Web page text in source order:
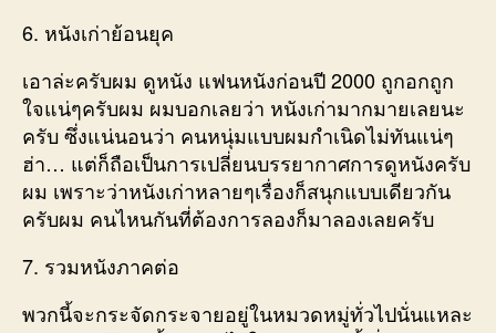
6. หนังเก่าย้อนยุค
เอาล่ะครับผม ดูหนัง แฟนหนังก่อนปี 2000 ถูกอกถูก
ใจแน่ๆครับผม ผมบอกเลยว่า หนังเก่ามากมายเลยนะ
ครับ ซึ่งแน่นอนว่า คนหนุ่มแบบผมกำเนิดไม่ทันแน่ๆ
ฮ่า… แต่ก็ถือเป็นการเปลี่ยนบรรยากาศการดูหนังครับ
ผม เพราะว่าหนังเก่าหลายๆเรื่องก็สนุกแบบเดียวกัน
ครับผม คนไหนกันที่ต้องการลองก็มาลองเลยครับ
7. รวมหนังภาคต่อ
พวกนี้จะกระจัดกระจายอยู่ในหมวดหมู่ทั่วไปนั่นแหละ